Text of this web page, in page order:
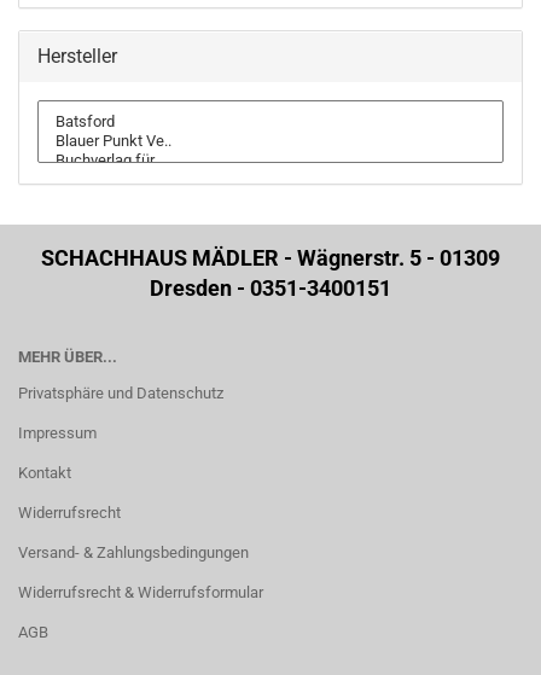
Hersteller
SCHACHHAUS MÄDLER - Wägnerstr. 5 - 01309
Dresden - 0351-3400151
MEHR ÜBER...
Privatsphäre und Datenschutz
Impressum
Kontakt
Widerrufsrecht
Versand- & Zahlungsbedingungen
Widerrufsrecht & Widerrufsformular
AGB